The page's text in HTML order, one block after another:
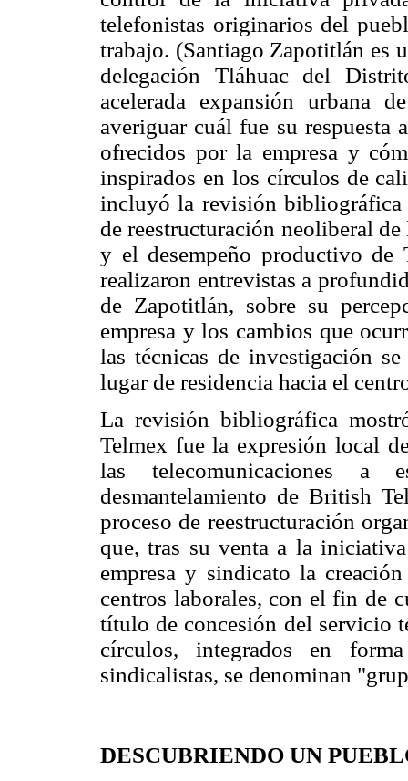
telefonistas originarios del
trabajo. (Santiago Zapotitlán es
delegación Tláhuac del
acelerada expansión urbana
averiguar cuál fue su
ofrecidos por la empresa y
inspirados en los círculos de
incluyó la revisión bibliográfica
de reestructuración neoliberal
y el desempeño productivo de
realizaron entrevistas a
de Zapotitlán, sobre su
empresa y los cambios que
las técnicas de investigación
lugar de residencia hacia el
La revisión bibliográfica
Telmex fue la expresión local
las telecomunicaciones
desmantelamiento de British
proceso de reestructuración
que, tras su venta a la
empresa y sindicato la
centros laborales, con el fin de
título de concesión del servicio
círculos, integrados en
sindicalistas, se denominan
DESCUBRIENDO UN